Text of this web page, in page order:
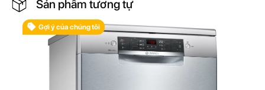
Sản phẩm tương tự
Gợi ý của chúng tôi